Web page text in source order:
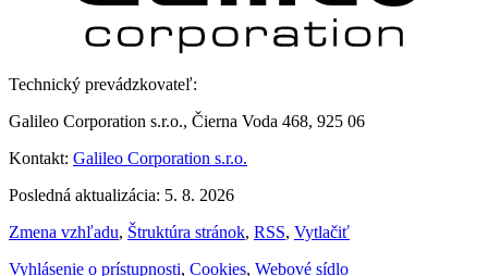
Technický prevádzkovateľ:
Galileo Corporation s.r.o., Čierna Voda 468, 925 06
Kontakt: Galileo Corporation s.r.o.
Posledná aktualizácia: 5. 8. 2026
Zmena vzhľadu, Štruktúra stránok, RSS, Vytlačiť
Vyhlásenie o prístupnosti, Cookies, Webové sídlo